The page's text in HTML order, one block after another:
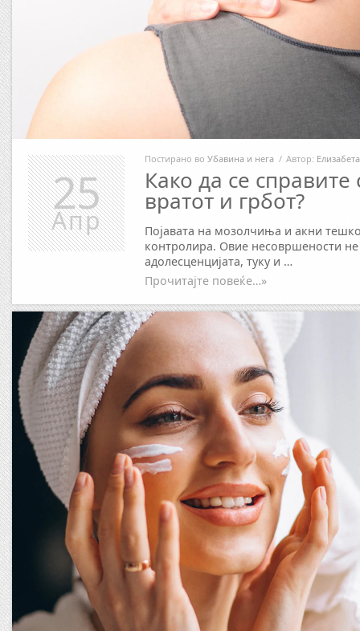
Постирано во Убавина и нега / Автор:
Како да се
вратот и грбот?
Појавата на мозолчиња и акни
контролира. Овие несовршености не
адолесценцијата, туку и …
Прочитајте повеќе…»
25
Апр